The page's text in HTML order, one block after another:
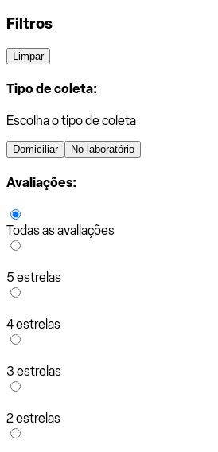
Filtros
Limpar
Tipo de coleta:
Escolha o tipo de coleta
Domiciliar No laboratório
Avaliações:
Todas as avaliações
5 estrelas
4 estrelas
3 estrelas
2 estrelas